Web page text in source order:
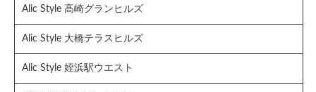
Alic Style 高崎グランヒルズ
Alic Style 大橋テラスヒルズ
Alic Style 姪浜駅ウエスト